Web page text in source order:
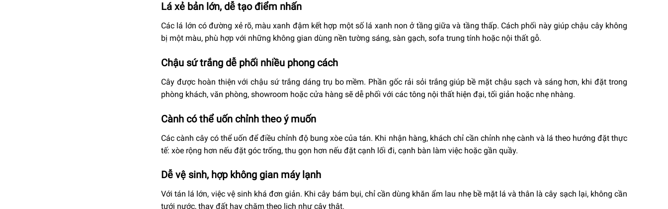
Lá xẻ bản lớn, dễ tạo điểm nhấn
Các lá lớn có đường xẻ rõ, màu xanh đậm kết hợp một số lá xanh non ở tầng giữa và tầng thấp. Cách phối này giúp chậu cây không
bị một màu, phù hợp với những không gian dùng nền tường sáng, sàn gạch, sofa trung tính hoặc nội thất gỗ.
Chậu sứ trắng dễ phối nhiều phong cách
Cây được hoàn thiện với chậu sứ trắng dáng trụ bo mềm. Phần gốc rải sỏi trắng giúp bề mặt chậu sạch và sáng hơn, khi đặt trong
phòng khách, văn phòng, showroom hoặc cửa hàng sẽ dễ phối với các tông nội thất hiện đại, tối giản hoặc nhẹ nhàng.
Cành có thể uốn chỉnh theo ý muốn
Các cành cây có thể uốn để điều chỉnh độ bung xòe của tán. Khi nhận hàng, khách chỉ cần chỉnh nhẹ cành và lá theo hướng đặt thực
tế: xòe rộng hơn nếu đặt góc trống, thu gọn hơn nếu đặt cạnh lối đi, cạnh bàn làm việc hoặc gần quầy.
Dễ vệ sinh, hợp không gian máy lạnh
Với tán lá lớn, việc vệ sinh khá đơn giản. Khi cây bám bụi, chỉ cần dùng khăn ẩm lau nhẹ bề mặt lá và thân là cây sạch lại, không cần
tưới nước, thay đất hay chăm theo lịch như cây thật.